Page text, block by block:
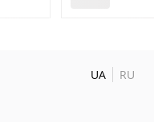
UA RU